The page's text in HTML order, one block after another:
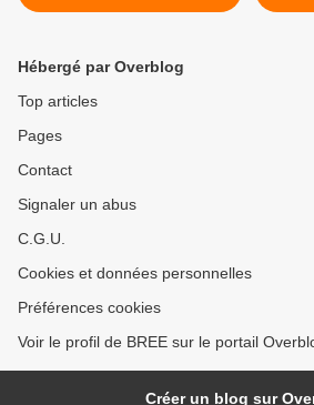
Hébergé par Overblog
Top articles
Pages
Contact
Signaler un abus
C.G.U.
Cookies et données personnelles
Préférences cookies
Voir le profil de BREE sur le portail
Créer un blog sur